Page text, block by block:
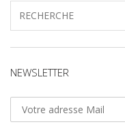
NEWSLETTER